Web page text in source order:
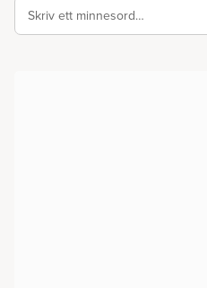
Skriv ett minnesord…